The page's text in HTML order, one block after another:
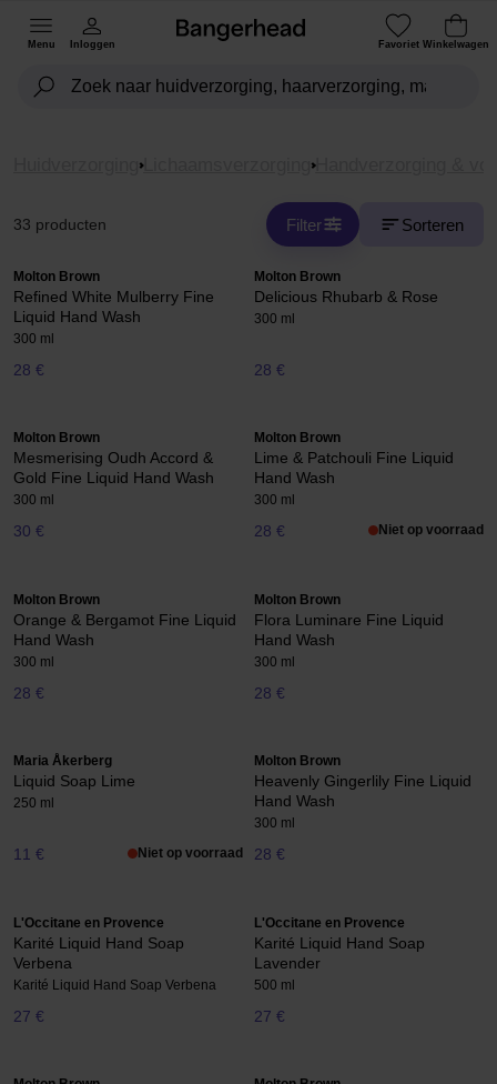
Menu Inloggen Favoriet Winkelwagen
Lichaamsverzorging Handverzorging &
33 producten Filter Sorteren
Molton Brown
Refined White Mulberry Fine
Liquid Hand Wash
300 ml
28 €
Molton Brown
Delicious Rhubarb & Rose
300 ml
28 €
Molton Brown
Mesmerising Oudh Accord &
Gold Fine Liquid Hand Wash
300 ml
30 €
Molton Brown
Lime & Patchouli Fine Liquid
Hand Wash
300 ml
28 € Niet op voorraad
Molton Brown
Orange & Bergamot Fine Liquid
Hand Wash
300 ml
28 €
Molton Brown
Flora Luminare Fine Liquid
Hand Wash
300 ml
28 €
Maria Åkerberg
Liquid Soap Lime
250 ml
11 € Niet op voorraad
Molton Brown
Heavenly Gingerlily Fine Liquid
Hand Wash
300 ml
28 €
L'Occitane en Provence
Karité Liquid Hand Soap
Verbena
Karité Liquid Hand Soap Verbena
27 €
L'Occitane en Provence
Karité Liquid Hand Soap
Lavender
500 ml
27 €